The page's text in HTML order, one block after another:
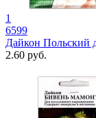
1
6599
Дайкон Польский
2.60 руб.